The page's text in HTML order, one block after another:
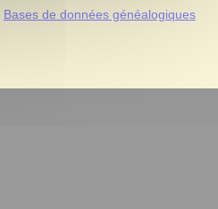
Bases de données généalogiques